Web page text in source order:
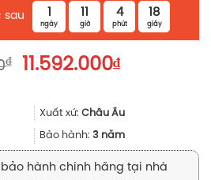
sau 1
ngày
11
giờ
4
phút
17
giây
₫
Giá
14.490.000₫.
11.592.000₫Giá
là:
Xuất xứ: Châu Âu
Bảo hành: 3 năm
hành chính hãng tại nhà